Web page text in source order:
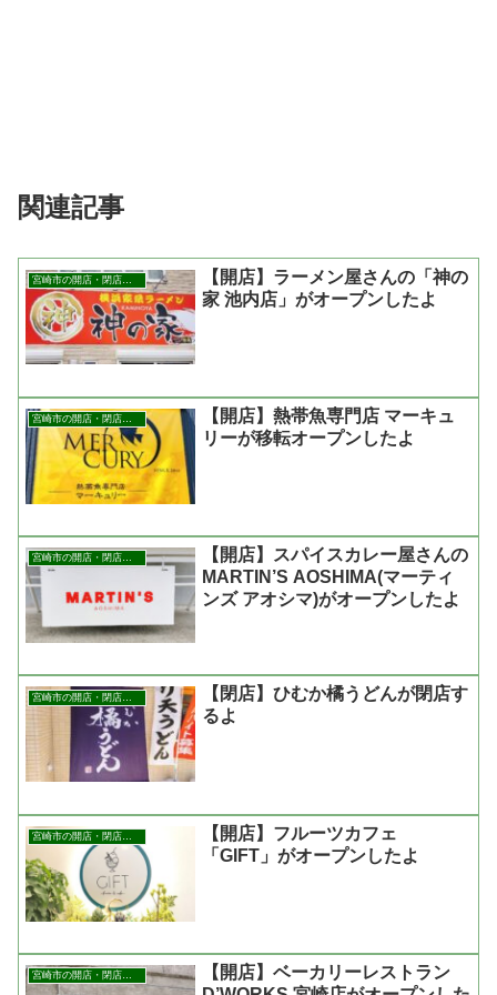
関連記事
【開店】ラーメン屋さんの「神の
家 池内店」がオープンしたよ
宮崎市の開店・閉店まとめ
【開店】熱帯魚専門店 マーキュ
リーが移転オープンしたよ
宮崎市の開店・閉店まとめ
【開店】スパイスカレー屋さんの
MARTIN’S AOSHIMA(マーティ
ンズ アオシマ)がオープンしたよ
【閉店】ひむか橘うどんが閉店す
るよ
【開店】フルーツカフェ
「GIFT」がオープンしたよ
宮崎市の開店・閉店まとめ
【開店】ベーカリーレストラン